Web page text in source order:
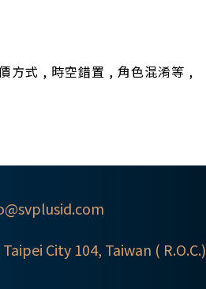
方式 , 時空錯置 , 角色混淆等 ,
City 104, Taiwan ( R.O.C.)